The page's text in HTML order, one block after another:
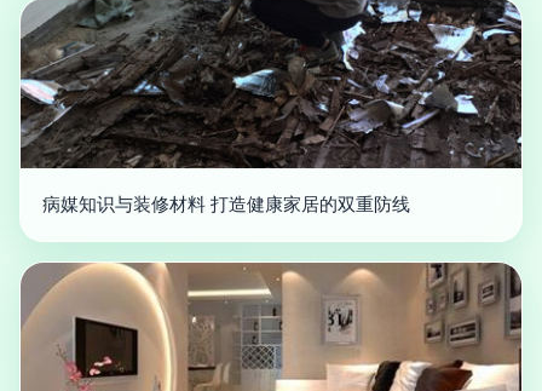
病媒知识与装修材料 打造健康家居的双重防线